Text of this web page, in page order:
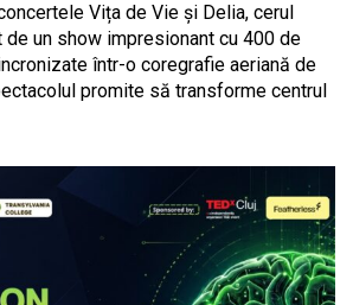
Vița de Vie și Delia, cerul
de un show impresionant cu 400 de
într-o coregrafie aeriană de
promite să transforme centrul